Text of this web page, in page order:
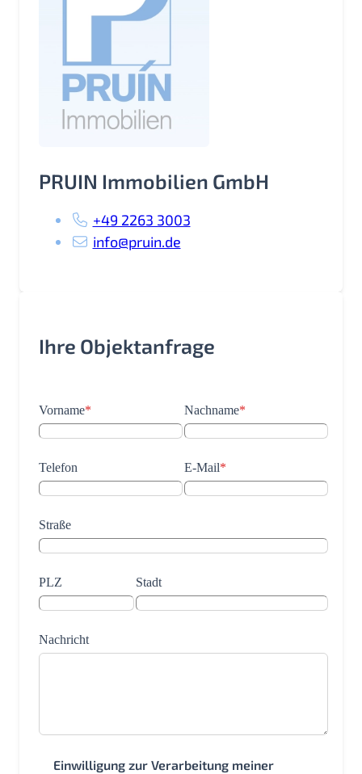
PRUIN Immobilien GmbH
+49 2263 3003
info@pruin.de
Ihre Objektanfrage
Vorname* Nachname*
Telefon E-Mail*
Straße
PLZ Stadt
Nachricht
Einwilligung zur Verarbeitung meiner